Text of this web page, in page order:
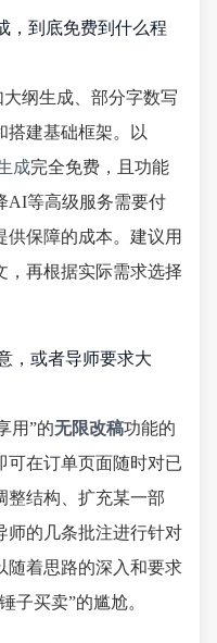
，到底免费到什么程
纲生成、部分字数写
搭建基础框架。以
成完全免费，且功能
AI等高级服务需要付
供保障的成本。建议用
，再根据实际需求选择
，或者导师要求大
用”的无限改稿功能的
可在订单页面随时对已
整结构、扩充某一部
师的几条批注进行针对
随着思路的深入和要求
子买卖”的尴尬。